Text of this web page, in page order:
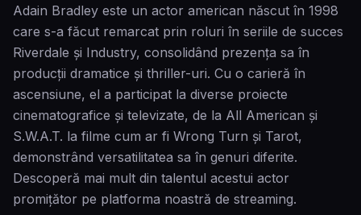
Adain Bradley este un actor american născut în 1998
care s-a făcut remarcat prin roluri în seriile de succes
Riverdale și Industry, consolidând prezența sa în
producții dramatice și thriller-uri. Cu o carieră în
ascensiune, el a participat la diverse proiecte
cinematografice și televizate, de la All American și
S.W.A.T. la filme cum ar fi Wrong Turn și Tarot,
demonstrând versatilitatea sa în genuri diferite.
Descoperă mai mult din talentul acestui actor
promițător pe platforma noastră de streaming.